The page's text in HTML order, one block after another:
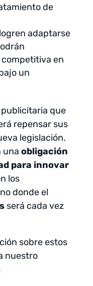
de
adaptarse
en
un
que
repensar sus
legislación.
una obligación
para innovar
los
donde el
será cada vez
sobre estos
nuestro